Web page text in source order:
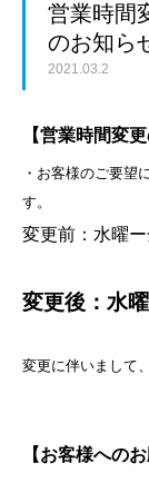
営業時間
のお知ら
2021.03.2
【営業時間変
・お客様のご要望
す。
変更前：水曜
変更後：水
変更に伴いまして
【お客様へのお